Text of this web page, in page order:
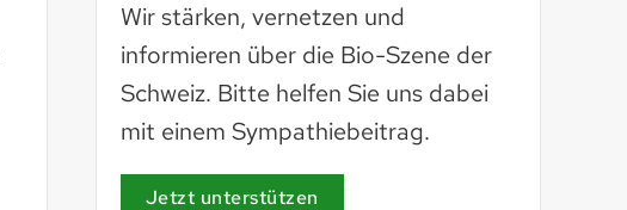
AöL
aoel.org
Wir stärken, vernetzen und
informieren über die Bio-Szene der
Schweiz. Bitte helfen Sie uns dabei
mit einem Sympathiebeitrag.
Jetzt unterstützen